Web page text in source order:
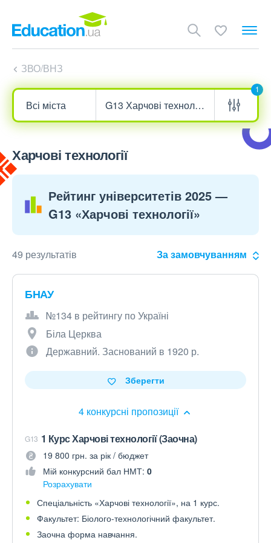
ЗВО/ВНЗ
1
Харчові технології
Рейтинг університетів 2025 —
G13 «Харчові технології»
49 результатів За замовчуванням
БНАУ
№134 в рейтингу по Україні
Біла Церква
Державний. Заснований в 1920 р.
4 конкурсні пропозиції
Зберегти
G13 1 Курс Харчові технології (Заочна)
19 800 грн. за рік / бюджет
Мій конкурсний бал НМТ: 0
Розрахувати
Спеціальність «Харчові технології», на 1 курс.
Факультет: Біолого-технологічний факультет.
Заочна форма навчання.